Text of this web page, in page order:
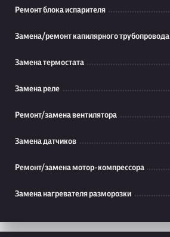
Ремонт блока испарителя
Замена/ремонт капилярного трубопровода
Замена термостата
Замена реле
Ремонт/замена вентилятора
Замена датчиков
Ремонт/замена мотор-компрессора
Замена нагревателя разморозки